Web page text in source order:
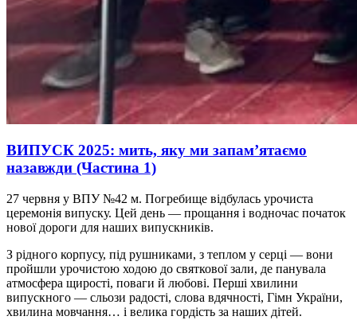
ВИПУСК 2025: мить, яку ми запам’ятаємо
назавжди (Частина 1)
27 червня у ВПУ №42 м. Погребище відбулась урочиста
церемонія випуску. Цей день — прощання і водночас початок
нової дороги для наших випускників.
З рідного корпусу, під рушниками, з теплом у серці — вони
пройшли урочистою ходою до святкової зали, де панувала
атмосфера щирості, поваги й любові. Перші хвилини
випускного — сльози радості, слова вдячності, Гімн України,
хвилина мовчання… і велика гордість за наших дітей.